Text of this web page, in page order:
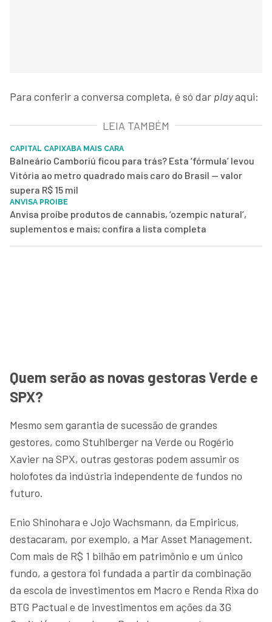
Para conferir a conversa completa, é só dar playaqui:
LEIA TAMBÉM
CAPITAL CAPIXABA MAIS CARA
Balneário Camboriú ficou para trás? Esta ‘fórmula’ levou
Vitória ao metro quadrado mais caro do Brasil — valor
supera R$ 15 mil
ANVISA PROIBE
Anvisa proíbe produtos de cannabis, ‘ozempic natural’,
suplementos e mais; confira a lista completa
Quem serão as novas gestoras Verde e
SPX?
Mesmo sem garantia de sucessão de grandes
gestores, como Stuhlberger na Verde ou Rogério
Xavier na SPX, outras gestoras podem assumir os
holofotes da indústria independente de fundos no
futuro.
Enio Shinohara e Jojo Wachsmann, da Empiricus,
destacaram, por exemplo, a Mar Asset Management.
Com mais de R$ 1 bilhão em patrimônio e um único
fundo, a gestora foi fundada a partir da combinação
da escola de investimentos em Macro e Renda Rixa do
BTG Pactual e de investimentos em ações da 3G